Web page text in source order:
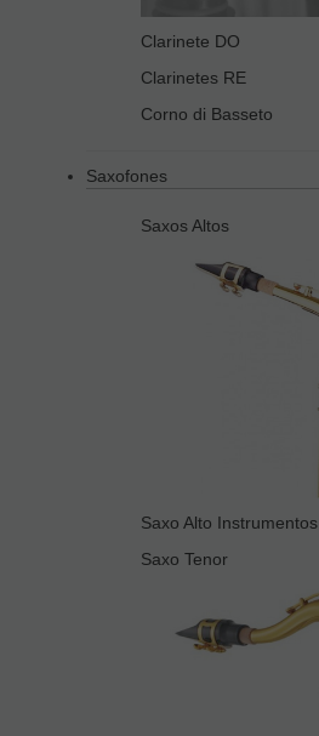
Clarinete DO
Clarinetes RE
Corno di Basseto
Saxofones
Saxos Altos
Saxo Alto Instrumentos
Saxo Tenor